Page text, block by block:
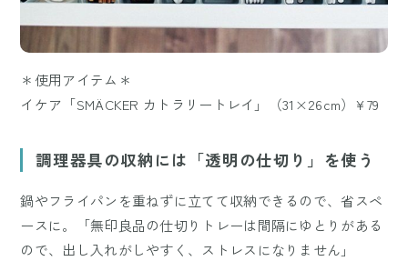
＊使用アイテム＊
イケア「SMÄCKER カトラリートレイ」（31×26cm）¥79
調理器具の収納には「透明の仕切り」を使う
鍋やフライパンを重ねずに立てて収納できるので、省スペ
ースに。「無印良品の仕切りトレーは間隔にゆとりがある
ので、出し入れがしやすく、ストレスになりません」